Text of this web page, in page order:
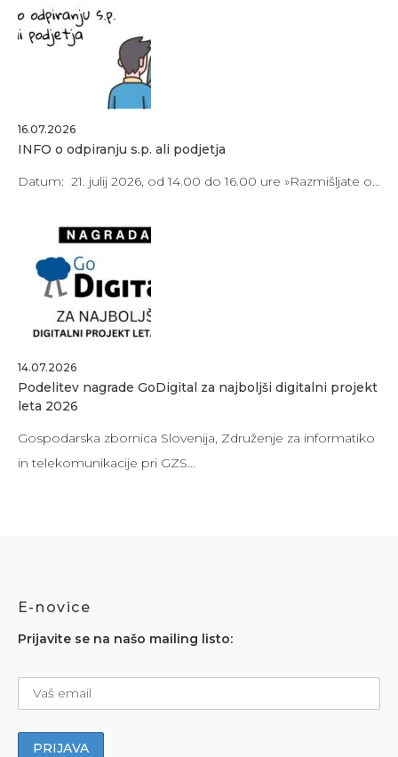
16.07.2026
INFO o odpiranju s.p. ali podjetja
Datum: 21. julij 2026, od 14.00 do 16.00 ure »Razmišljate o…
14.07.2026
Podelitev nagrade GoDigital za najboljši digitalni projekt
leta 2026
Gospodarska zbornica Slovenija, Združenje za informatiko
in telekomunikacije pri GZS…
E-novice
Prijavite se na našo mailing listo: